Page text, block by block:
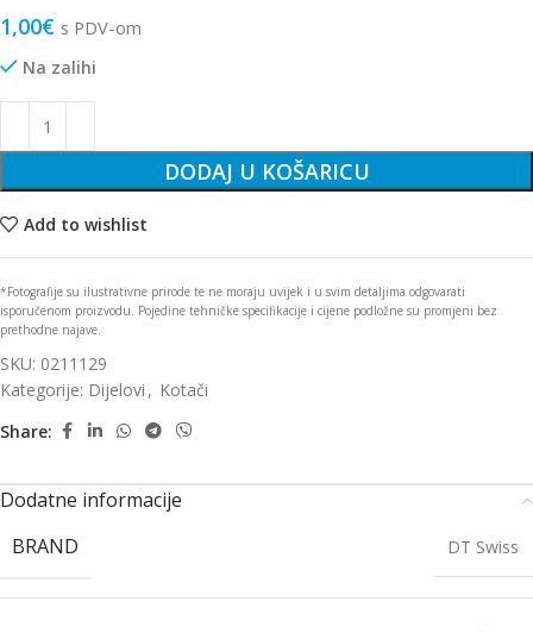
1,00€ s PDV-om
Na zalihi
DODAJ U KOŠARICU
Add to wishlist
*Fotografije su ilustrativne prirode te ne moraju uvijek i u svim detaljima odgovarati
isporučenom proizvodu. Pojedine tehničke specifikacije i cijene podložne su promjeni bez
prethodne najave.
SKU: 0211129
Kategorije: Dijelovi , Kotači
Share:
Dodatne informacije
BRAND
DT Swiss